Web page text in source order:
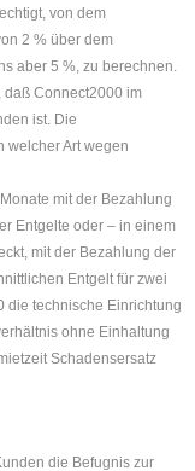
von dem
2 % über dem
aber 5 %, zu berechnen.
daß Connect2000 im
ist. Die
welcher Art wegen
mit der Bezahlung
Entgelte oder – in einem
mit der Bezahlung der
Entgelt für zwei
die technische Einrichtung
ohne Einhaltung
Schadensersatz
die Befugnis zur